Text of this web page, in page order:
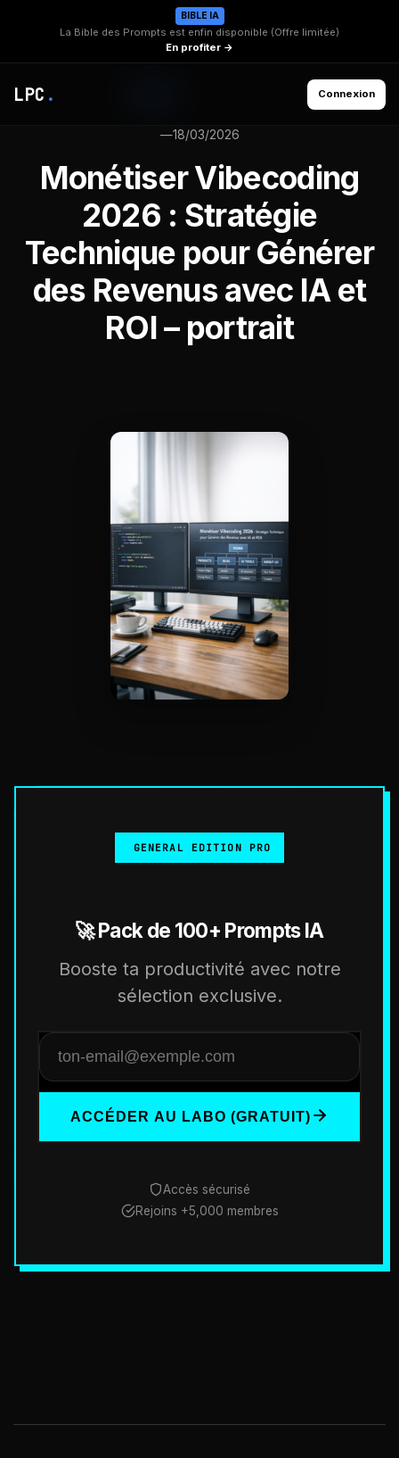
BIBLE IA
La Bible des Prompts est enfin disponible (Offre limitée)
En profiter →
LPC . Connexion
—18/03/2026
Monétiser Vibecoding
2026 : Stratégie
Technique pour Générer
des Revenus avec IA et
ROI – portrait
GENERAL EDITION PRO
🚀 Pack de 100+ Prompts IA
Booste ta productivité avec notre
sélection exclusive.
ACCÉDER AU LABO (GRATUIT)
Accès sécurisé
Rejoins +5,000 membres